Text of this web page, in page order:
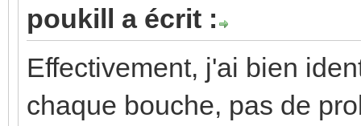
poukill a écrit :
Effectivement, j'ai bien
chaque bouche, pas de